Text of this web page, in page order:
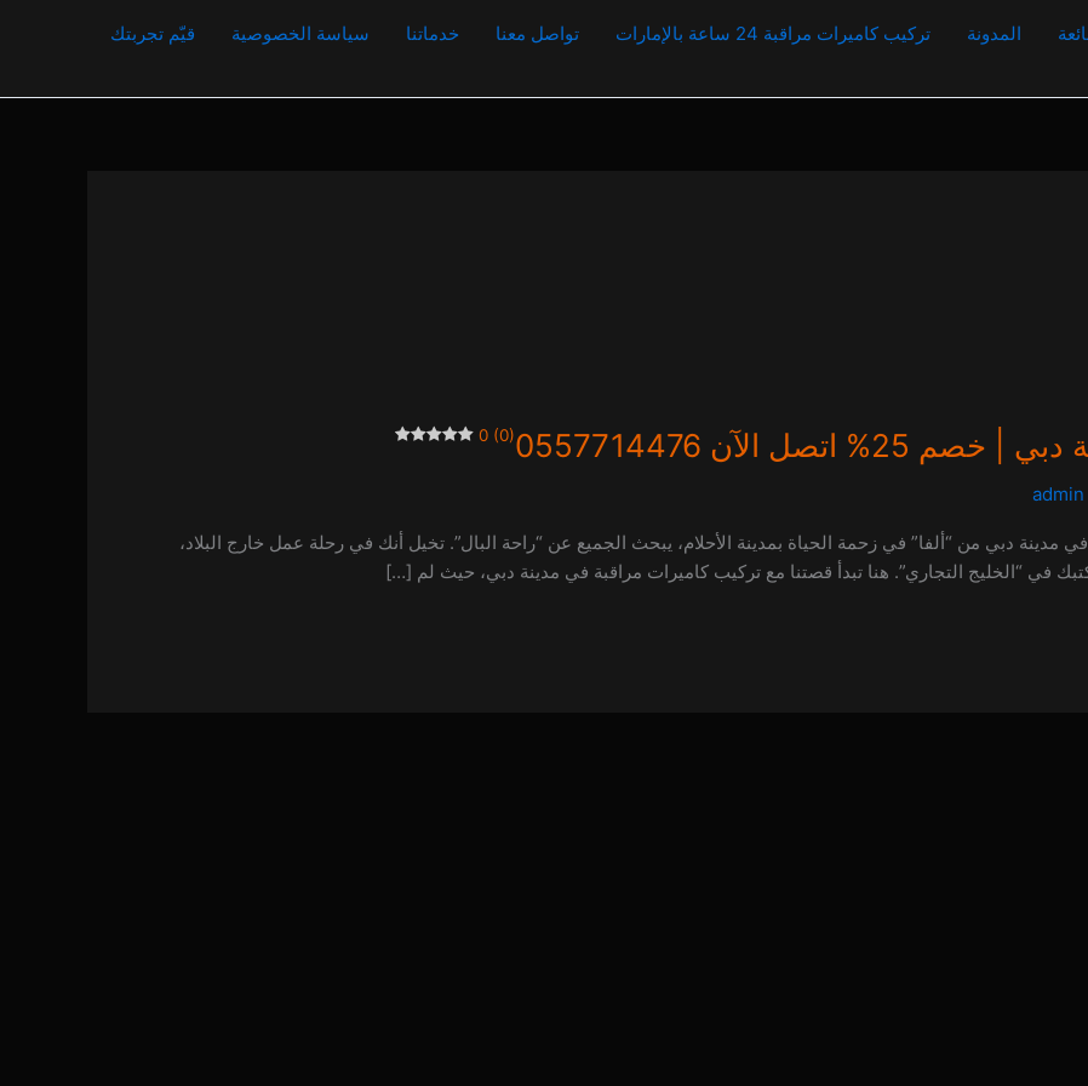
المدونة تركيب كاميرات مراقبة 24 ساعة بالإمارات تواصل معنا خدماتنا سياسة الخصوصية
قيّم تجربتك
الآن 0557714476 0 (0)
admin
مدينة دبي من “ألفا” في زحمة الحياة بمدينة الأحلام، يبحث الجميع عن “راحة البال”. تخيل أنك في رحلة عمل خارج البلاد،
في “الخليج التجاري”. هنا تبدأ قصتنا مع تركيب كاميرات مراقبة في مدينة دبي، حيث لم […]